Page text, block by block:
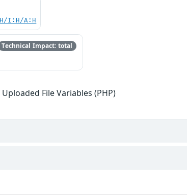
I:H/A:H
Technical Impact: total
File Variables (PHP)